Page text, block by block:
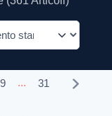
... 31